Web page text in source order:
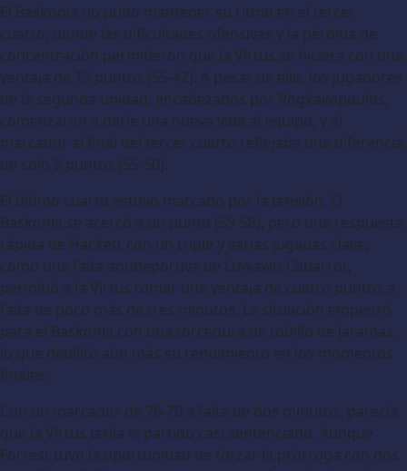
El Baskonia no pudo mantener su ritmo en el tercer
cuarto, donde las dificultades ofensivas y la pérdida de
concentración permitieron que la Virtus se hiciera con una
ventaja de 13 puntos (55-42). A pesar de ello, los jugadores
de la segunda unidad, encabezados por Rogkavopoulos,
comenzaron a darle una nueva vida al equipo, y el
marcador al final del tercer cuarto reflejaba una diferencia
de solo 5 puntos (55-50).
El último cuarto estuvo marcado por la tensión. El
Baskonia se acercó a un punto (59-58), pero una respuesta
rápida de Hackett con un triple y varias jugadas clave,
como una falta antideportiva de Luwawu-Cabarrot,
permitió a la Virtus tomar una ventaja de cuatro puntos a
falta de poco más de tres minutos. La situación empeoró
para el Baskonia con una torcedura de tobillo de Jaramaz,
lo que debilitó aún más su rendimiento en los momentos
finales.
Con un marcador de 76-70 a falta de dos minutos, parecía
que la Virtus tenía el partido casi sentenciado. Aunque
Forrest tuvo la oportunidad de forzar la prórroga con dos